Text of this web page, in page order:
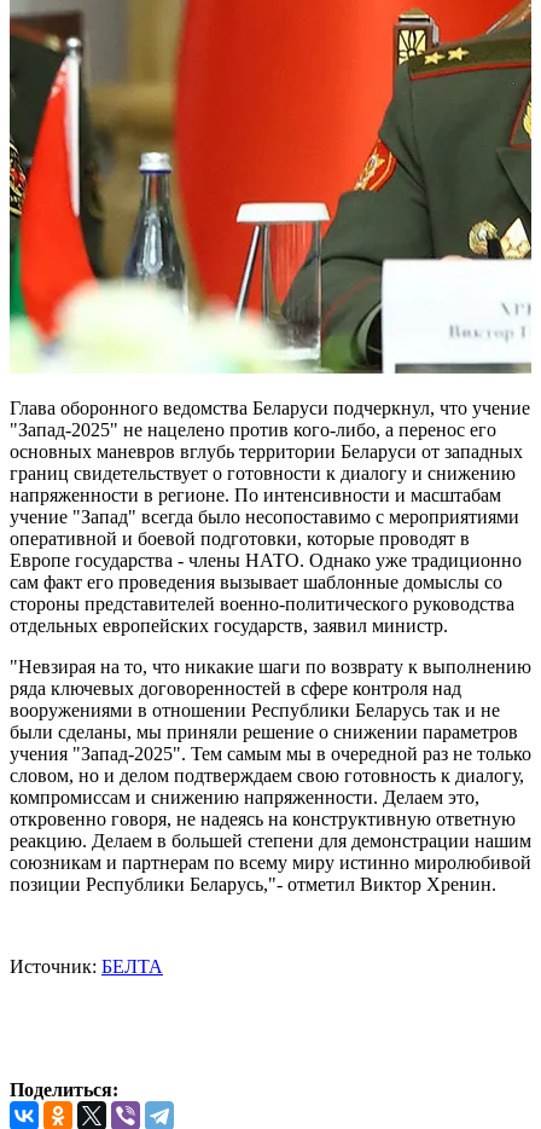
Глава оборонного ведомства Беларуси подчеркнул, что учение
"Запад-2025" не нацелено против кого-либо, а перенос его
основных маневров вглубь территории Беларуси от западных
границ свидетельствует о готовности к диалогу и снижению
напряженности в регионе. По интенсивности и масштабам
учение "Запад" всегда было несопоставимо с мероприятиями
оперативной и боевой подготовки, которые проводят в
Европе государства - члены НАТО. Однако уже традиционно
сам факт его проведения вызывает шаблонные домыслы со
стороны представителей военно-политического руководства
отдельных европейских государств, заявил министр.
"Невзирая на то, что никакие шаги по возврату к выполнению
ряда ключевых договоренностей в сфере контроля над
вооружениями в отношении Республики Беларусь так и не
были сделаны, мы приняли решение о снижении параметров
учения "Запад-2025". Тем самым мы в очередной раз не только
словом, но и делом подтверждаем свою готовность к диалогу,
компромиссам и снижению напряженности. Делаем это,
откровенно говоря, не надеясь на конструктивную ответную
реакцию. Делаем в большей степени для демонстрации нашим
союзникам и партнерам по всему миру истинно миролюбивой
позиции Республики Беларусь,"- отметил Виктор Хренин.
Источник: БЕЛТА
Поделиться: